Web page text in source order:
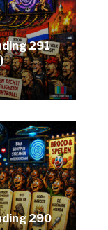
291
290